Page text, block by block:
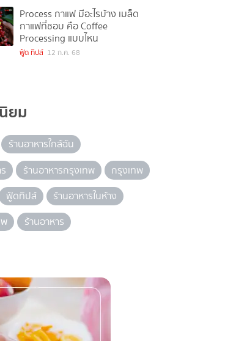
Process กาแฟ มีอะไรบ้าง เมล็ด
กาแฟที่ชอบ คือ Coffee
Processing แบบไหน
ฟู้ด ทิปส์ 12 ก.ค. 68
ยม
ร้านอาหารใกล้ฉัน
ร้านอาหารกรุงเทพ
กรุงเทพ
ฟู้ดทิปส์
ร้านอาหารในห้าง
ร้านอาหาร